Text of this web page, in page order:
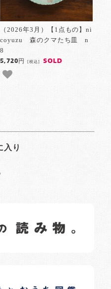
（2026年3月）【1点もの】ni
coyuzu 森のクマたち皿 n
8
5,720円 [税込] SOLD
入り